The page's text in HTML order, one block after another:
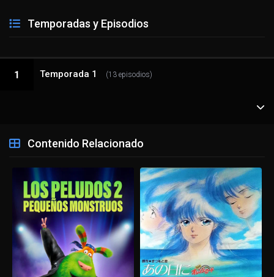
Temporadas y Episodios
1 Temporada 1 (13 episodios)
1 - 1 Nikola, la sirvientaNikola, la sirvienta
Makoto HagaMakoto Haga
1 - 3 Tesla
1 - 4 Isora Amano
1 - 5 Infiltración
Contenido Relacionado